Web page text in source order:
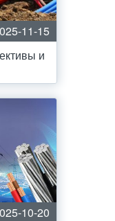
11-15
и
10-20